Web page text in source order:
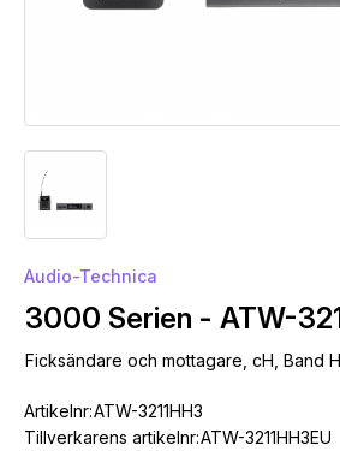
Audio-Technica
3000 Serien - ATW-
Ficksändare och mottagare, cH, Band
Artikelnr:ATW-3211HH3
Tillverkarens artikelnr:ATW-3211HH3EU